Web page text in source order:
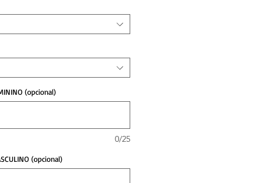
(opcional)
0/25
(opcional)